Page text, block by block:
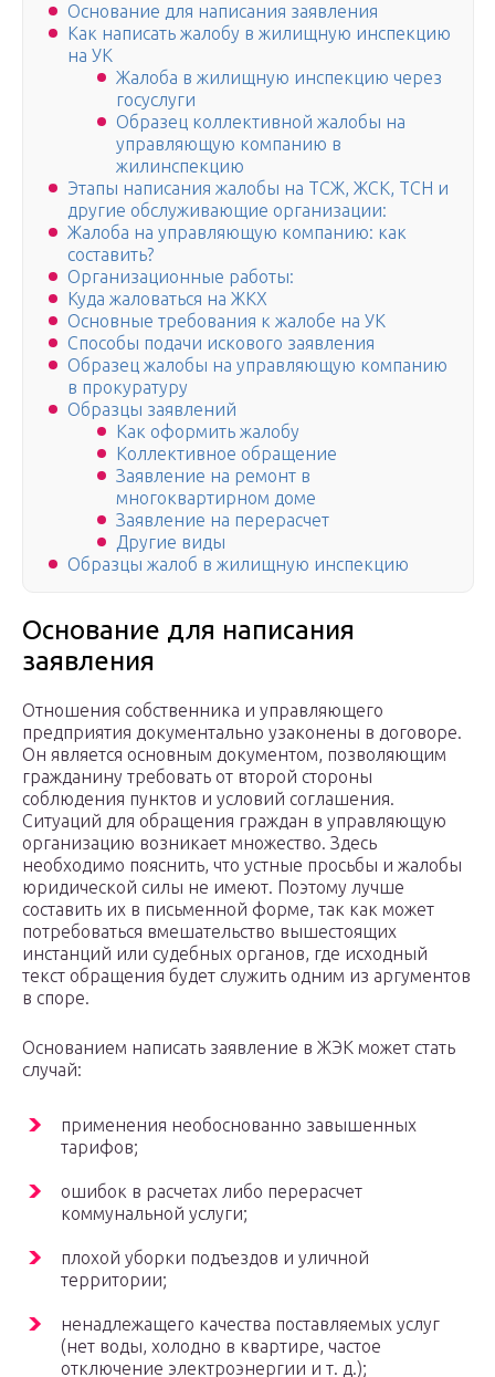
Основание для написания заявления
Как написать жалобу в жилищную инспекцию
на УК
Жалоба в жилищную инспекцию через
госуслуги
Образец коллективной жалобы на
управляющую компанию в
жилинспекцию
Этапы написания жалобы на ТСЖ, ЖСК, ТСН и
другие обслуживающие организации:
Жалоба на управляющую компанию: как
составить?
Организационные работы:
Куда жаловаться на ЖКХ
Основные требования к жалобе на УК
Способы подачи искового заявления
Образец жалобы на управляющую компанию
в прокуратуру
Образцы заявлений
Как оформить жалобу
Коллективное обращение
Заявление на ремонт в
многоквартирном доме
Заявление на перерасчет
Другие виды
Образцы жалоб в жилищную инспекцию
Основание для написания
заявления
Отношения собственника и управляющего
предприятия документально узаконены в договоре.
Он является основным документом, позволяющим
гражданину требовать от второй стороны
соблюдения пунктов и условий соглашения.
Ситуаций для обращения граждан в управляющую
организацию возникает множество. Здесь
необходимо пояснить, что устные просьбы и жалобы
юридической силы не имеют. Поэтому лучше
составить их в письменной форме, так как может
потребоваться вмешательство вышестоящих
инстанций или судебных органов, где исходный
текст обращения будет служить одним из аргументов
в споре.
Основанием написать заявление в ЖЭК может стать
случай:
применения необоснованно завышенных
тарифов;
ошибок в расчетах либо перерасчет
коммунальной услуги;
плохой уборки подъездов и уличной
территории;
ненадлежащего качества поставляемых услуг
(нет воды, холодно в квартире, частое
отключение электроэнергии и т. д.);